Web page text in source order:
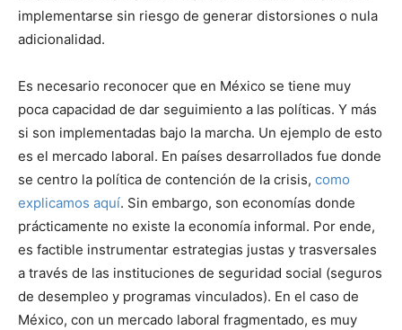
implementarse sin riesgo de generar distorsiones o nula
adicionalidad.
Es necesario reconocer que en México se tiene muy
poca capacidad de dar seguimiento a las políticas. Y más
si son implementadas bajo la marcha. Un ejemplo de esto
es el mercado laboral. En países desarrollados fue donde
se centro la política de contención de la crisis, como
explicamos aquí. Sin embargo, son economías donde
prácticamente no existe la economía informal. Por ende,
es factible instrumentar estrategias justas y trasversales
a través de las instituciones de seguridad social (seguros
de desempleo y programas vinculados). En el caso de
México, con un mercado laboral fragmentado, es muy